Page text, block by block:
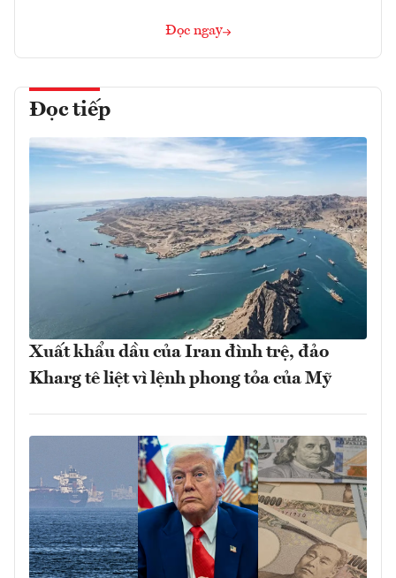
Đọc ngay
Đọc tiếp
Xuất khẩu dầu của Iran đình trệ, đảo
Kharg tê liệt vì lệnh phong tỏa của Mỹ